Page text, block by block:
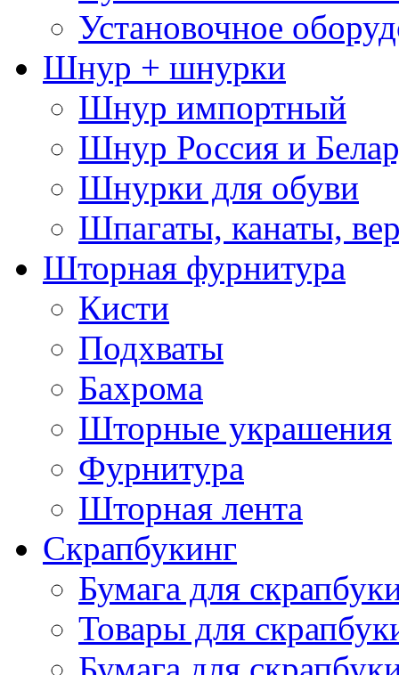
Установочное
Шнур + шнурки
Шнур импортный
Шнур Россия и
Шнурки для обуви
Шпагаты, канаты,
Шторная фурнитура
Кисти
Подхваты
Бахрома
Шторные украшения
Фурнитура
Шторная лента
Скрапбукинг
Бумага для
Товары для